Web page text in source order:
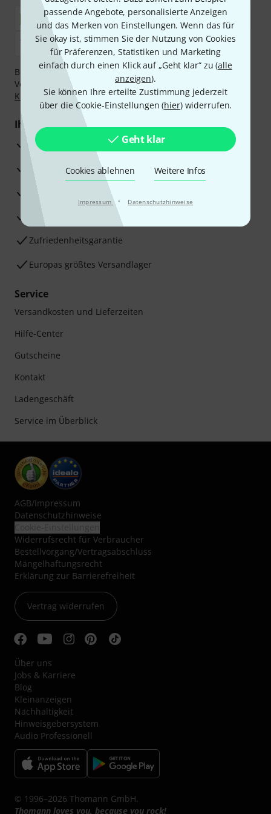
passende Angebote, personalisierte Anzeigen
und das Merken von Einstellungen. Wenn das für
Sie okay ist, stimmen Sie der Nutzung von Cookies
für Präferenzen, Statistiken und Marketing
einfach durch einen Klick auf „Geht klar“ zu (alle
anzeigen).
Sie können Ihre erteilte Zustimmung jederzeit
über die Cookie-Einstellungen (hier) widerrufen.
Geht klar
Cookies ablehnen Weitere Infos
Impressum · Datenschutzhinweise
Bezahlen Sie vertraulich und sicher per Nachnahme,
Vorkasse, PayPal, Amazon Pay,Klarna Sofort bezahlen
Klarna Ratenzahlungoder Kreditkarte.
Ihre Vorteile
3 Jahre Thomann Garantie
30 Tage Money-Back-Garantie
Beratung durch Fachexperten
Zufriedenheitsgarantie
Europas größtes Versandlager
Service
Versandkosten und Lieferzeiten
Hilfe-Center
Gutscheine
Kontakt
Ladengeschäft
Service im Überblick
AGB/Impressum
Datenschutzhinweise
Widerrufsrecht für Verbraucher
Bestellvorgang/Vertragsabschluss
Mängelhaftungsrecht
Erklärung zur Barrierefreiheit
Vertrag widerrufen
Über uns
Jobs & Karriere
Blog
Kleinanzeigen
Nachhaltigkeit
Hinweisgebersystem
Audio Professionell
© 1996–2026 Thomann GmbH.
Thomann loves you, because you rock!